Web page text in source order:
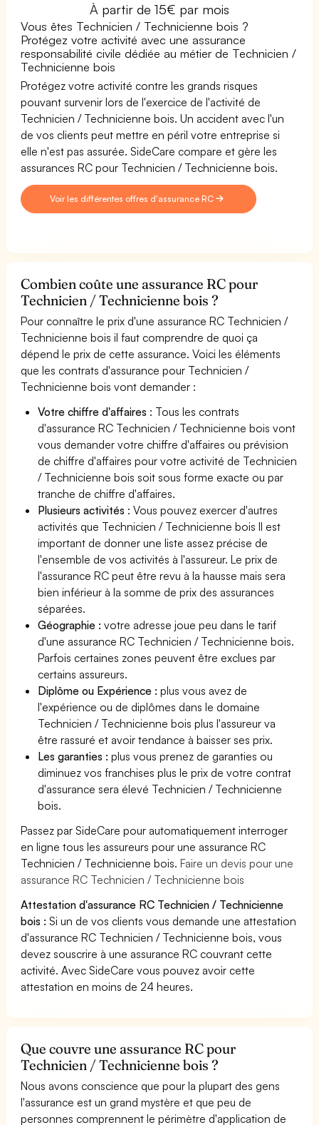
À partir de 15€ par mois
Vous êtes Technicien / Technicienne bois ?
Protégez votre activité avec une assurance
responsabilité civile dédiée au métier de Technicien /
Technicienne bois
Protégez votre activité contre les grands risques
pouvant survenir lors de l'exercice de l'activité de
Technicien / Technicienne bois. Un accident avec l'un
de vos clients peut mettre en péril votre entreprise si
elle n'est pas assurée. SideCare compare et gère les
assurances RC pour Technicien / Technicienne bois.
Voir les différentes offres d'assurance RC
Combien coûte une assurance RC pour
Technicien / Technicienne bois ?
Pour connaître le prix d'une assurance RC Technicien /
Technicienne bois il faut comprendre de quoi ça
dépend le prix de cette assurance. Voici les éléments
que les contrats d'assurance pour Technicien /
Technicienne bois vont demander :
Votre chiffre d'affaires : Tous les contrats
d'assurance RC Technicien / Technicienne bois vont
vous demander votre chiffre d'affaires ou prévision
de chiffre d'affaires pour votre activité de Technicien
/ Technicienne bois soit sous forme exacte ou par
tranche de chiffre d'affaires.
Plusieurs activités : Vous pouvez exercer d'autres
activités que Technicien / Technicienne bois Il est
important de donner une liste assez précise de
l'ensemble de vos activités à l'assureur. Le prix de
l'assurance RC peut être revu à la hausse mais sera
bien inférieur à la somme de prix des assurances
séparées.
Géographie :votre adresse joue peu dans le tarif
d'une assurance RC Technicien / Technicienne bois.
Parfois certaines zones peuvent être exclues par
certains assureurs.
Diplôme ou Expérience :plus vous avez de
l'expérience ou de diplômes dans le domaine
Technicien / Technicienne bois plus l'assureur va
être rassuré et avoir tendance à baisser ses prix.
Les garanties :plus vous prenez de garanties ou
diminuez vos franchises plus le prix de votre contrat
d'assurance sera élevé Technicien / Technicienne
bois.
Passez par SideCare pour automatiquement interroger
en ligne tous les assureurs pour une assurance RC
Technicien / Technicienne bois.Faire un devis pour une
assurance RC Technicien / Technicienne bois
Attestation d'assurance RC Technicien / Technicienne
bois : Si un de vos clients vous demande une attestation
d'assurance RC Technicien / Technicienne bois, vous
devez souscrire à une assurance RC couvrant cette
activité. Avec SideCare vous pouvez avoir cette
attestation en moins de 24 heures.
Que couvre une assurance RC pour
Technicien / Technicienne bois ?
Nous avons conscience que pour la plupart des gens
l'assurance est un grand mystère et que peu de
personnes comprennent le périmètre d'application de